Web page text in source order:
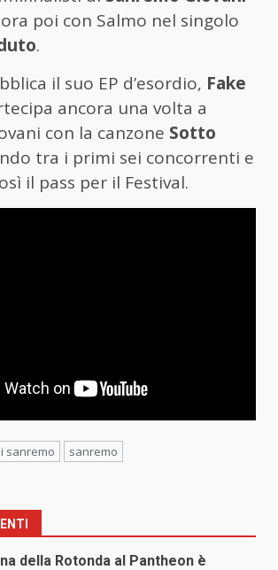
poi con Salmo nel singolo
.
il suo EP d’esordio, Fake
ancora una volta a
con la canzone Sotto
tra i primi sei concorrenti e
il pass per il Festival.
sanremo sanremo
della Rotonda al Pantheon è